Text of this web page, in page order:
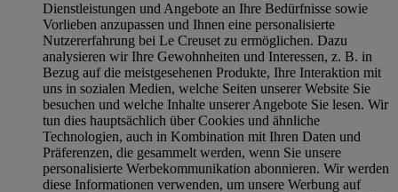
Dienstleistungen und Angebote an Ihre Bedürfnisse sowie
Vorlieben anzupassen und Ihnen eine personalisierte
Nutzererfahrung bei Le Creuset zu ermöglichen. Dazu
analysieren wir Ihre Gewohnheiten und Interessen, z. B. in
Bezug auf die meistgesehenen Produkte, Ihre Interaktion mit
uns in sozialen Medien, welche Seiten unserer Website Sie
besuchen und welche Inhalte unserer Angebote Sie lesen. Wir
tun dies hauptsächlich über Cookies und ähnliche
Technologien, auch in Kombination mit Ihren Daten und
Präferenzen, die gesammelt werden, wenn Sie unsere
personalisierte Werbekommunikation abonnieren. Wir werden
diese Informationen verwenden, um unsere Werbung auf